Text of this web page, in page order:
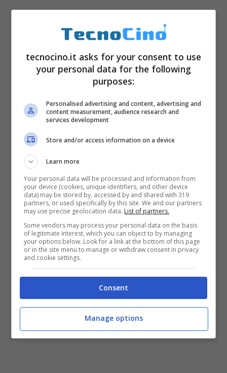
tecnocino.it asks for your consent to use
your personal data for the following
purposes:
Personalised advertising and content, advertising and
content measurement, audience research and
services development
Store and/or access information on a device
Learn more
Your personal data will be processed and information from
your device (cookies, unique identifiers, and other device
data) may be stored by, accessed by and shared with 319
partners, or used specifically by this site. We and our partners
may use precise geolocation data. List of partners.
Some vendors may process your personal data on the basis
of legitimate interest, which you can object to by managing
your options below. Look for a link at the bottom of this page
or in the site menu to manage or withdraw consent in privacy
and cookie settings.
Consent
Manage options